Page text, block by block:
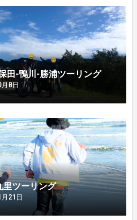
田-鴨川-勝浦ツーリング
8日
里ツーリング
21日